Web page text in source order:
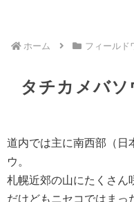
ホーム フィールド
タチカメバソ
道内では主に南西部（日
ウ。
札幌近郊の山にたくさん
だけどもニセコではまっ